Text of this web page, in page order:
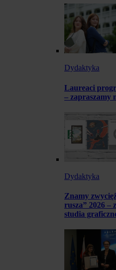
Dydaktyka
Laureaci
– zapraszamy
Dydaktyka
Znamy
rusza” 2026 –
studia